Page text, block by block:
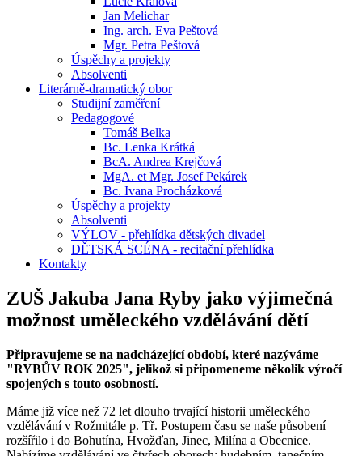
Jan Melichar
Ing. arch. Eva Peštová
Mgr. Petra Peštová
Úspěchy a projekty
Absolventi
Literárně-dramatický obor
Studijní zaměření
Pedagogové
Tomáš Belka
Bc. Lenka Krátká
BcA. Andrea Krejčová
MgA. et Mgr. Josef Pekárek
Bc. Ivana Procházková
Úspěchy a projekty
Absolventi
VÝLOV - přehlídka dětských divadel
DĚTSKÁ SCÉNA - recitační přehlídka
Kontakty
ZUŠ Jakuba Jana Ryby jako výjimečná
možnost uměleckého vzdělávání dětí
Připravujeme se na nadcházející období, které nazýváme
"RYBŮV ROK 2025", jelikož si připomeneme několik výročí
spojených s touto osobností.
Máme již více než 72 let dlouho trvající historii uměleckého
vzdělávání v Rožmitále p. Tř. Postupem času se naše působení
rozšířilo i do Bohutína, Hvožďan, Jinec, Milína a Obecnice.